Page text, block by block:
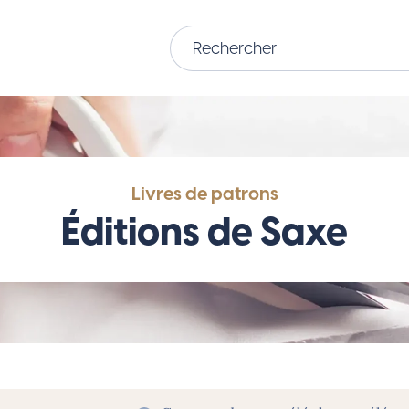
Livres de patrons
Éditions de Saxe